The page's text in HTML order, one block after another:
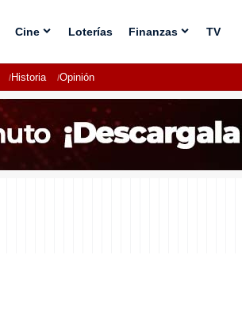
Cine Loterías Finanzas TV
Historia Opinión